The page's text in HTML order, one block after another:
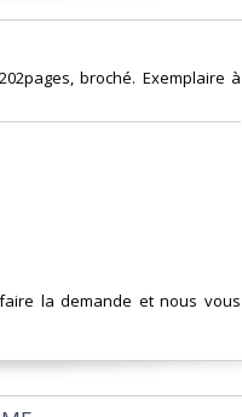
broché. Exemplaire à
la demande et nous vous